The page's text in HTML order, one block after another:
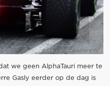
we geen AlphaTauri meer te
Gasly eerder op de dag is